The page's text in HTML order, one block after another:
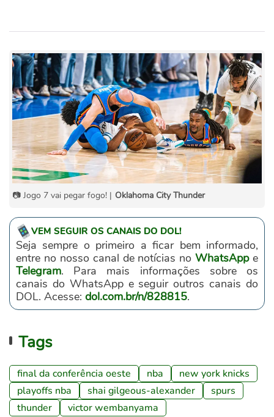
📷 Jogo 7 vai pegar fogo! | Oklahoma City Thunder
VEM SEGUIR OS CANAIS DO DOL!
Seja sempre o primeiro a ficar bem informado,
entre no nosso canal de notícias noWhatsAppe
Telegram. Para mais informações sobre os
canais do WhatsApp e seguir outros canais do
DOL. Acesse: dol.com.br/n/828815.
Tags
final da conferência oeste nba
new york knicks
playoffs nba
shai gilgeous-alexander
spurs
thunder
victor wembanyama